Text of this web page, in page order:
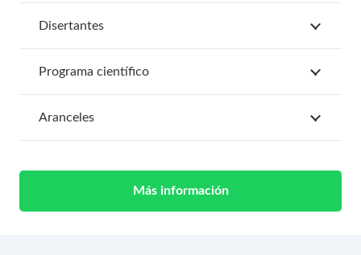
Disertantes
Programa científico
Aranceles
Más información